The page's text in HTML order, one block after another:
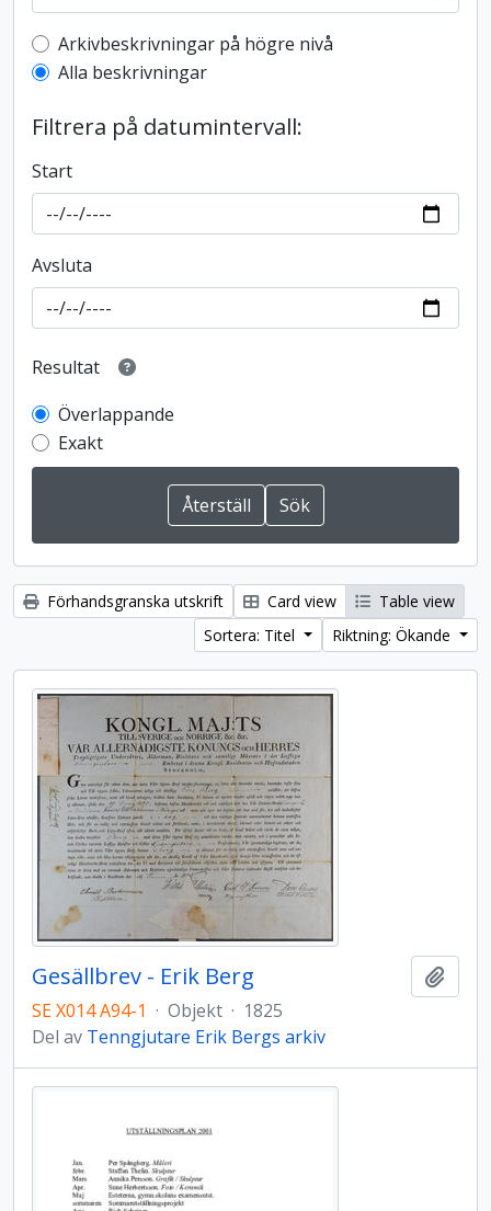
Top-level description filter
Arkivbeskrivningar på högre nivå
Alla beskrivningar
Filtrera på datumintervall:
Start
Avsluta
Resultat
Överlappande
Exakt
Förhandsgranska utskrift Card view
Table view
Sortera: Titel
Riktning: Ökande
Gesällbrev - Erik Berg
SE X014 A94-1 · Objekt · 1825
Del av Tenngjutare Erik Bergs arkiv